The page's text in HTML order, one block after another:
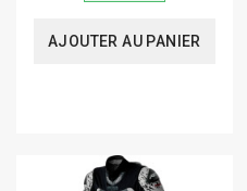
AJOUTER AU PANIER